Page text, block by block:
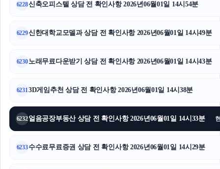
6228신축오피스텔 상담 전 확인사항 2026년06월01일 14시54분
6229신한대학교모델과 상담 전 확인사항 2026년06월01일 14시49분
6230노래무료다운받기 상담 전 확인사항 2026년06월01일 14시43분
6231 3D게임추천 상담 전 확인사항 2026년06월01일 14시38분
6232얼음공장부동산 상담 전 확인사항 2026년06월01일 14시33분
6233수수료무료증권 상담 전 확인사항 2026년06월01일 14시29분